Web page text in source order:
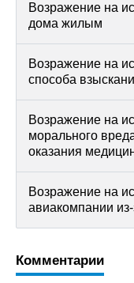
Возражение на
дома жилым
Возражение на
способа
Возражение на
морального
оказания
Возражение на
авиакомпании
Комментарии